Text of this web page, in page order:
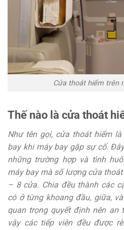
Cửa thoát hiểm trên
Thế nào là cửa thoát
Như tên gọi, cửa thoát hiểm
bay khi máy bay gặp sự cố.
những trường hợp và tình
máy bay mà số lượng cửa
– 8 cửa. Chia đều thành các
có ở từng khoang đầu, giữa,
quan trọng quyết định nên an
vậy các tiếp viên đều được